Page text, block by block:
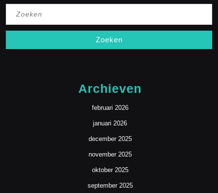
naar:
Archieven
februari 2026
januari 2026
december 2025
november 2025
oktober 2025
september 2025